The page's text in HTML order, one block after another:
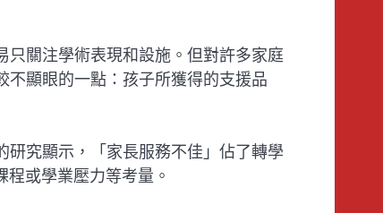
只關注學術表現和設施。但對許多家庭
不顯眼的一點：孩子所獲得的支援品
研究顯示，「家長服務不佳」佔了轉學
或學業壓力等考量。